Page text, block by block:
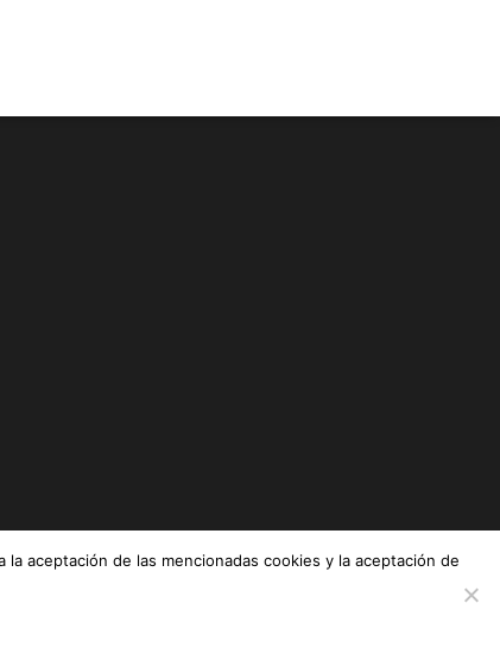
aceptación de las mencionadas cookies y la aceptación de